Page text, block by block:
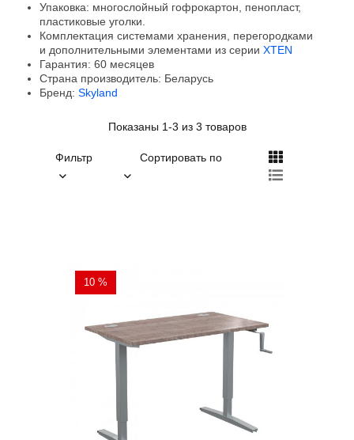
Упаковка: многослойный гофрокартон, пенопласт,
пластиковые уголки.
Комплектация системами хранения, перегородками
и дополнительными элементами из серии XTEN
Гарантия: 60 месяцев
Страна производитель: Беларусь
Бренд: Skyland
Показаны 1-3 из 3 товаров
Фильтр Сортировать по
10 %